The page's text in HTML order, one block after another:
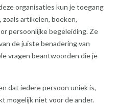
organisaties kun je toegang
artikelen, boeken,
persoonlijke begeleiding. Ze
de juiste benadering van
vragen beantwoorden die je
dat iedere persoon uniek is,
mogelijk niet voor de ander.